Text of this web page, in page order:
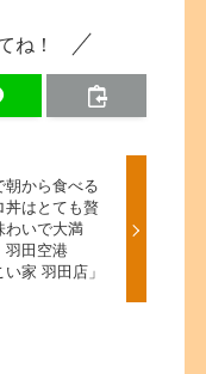
ね！
朝から食べる
丼はとても贅
わいで大満
田空港
い家 羽田店」